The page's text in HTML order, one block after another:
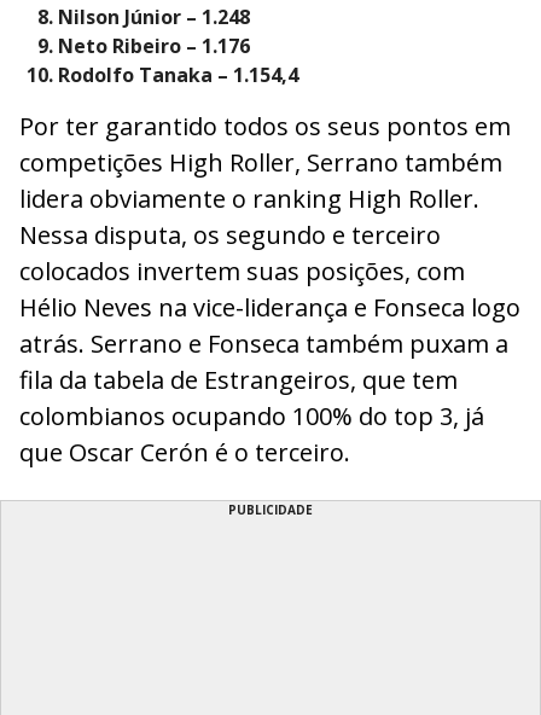
Nilson Júnior – 1.248
Neto Ribeiro – 1.176
Rodolfo Tanaka – 1.154,4
Por ter garantido todos os seus pontos em
competições High Roller, Serrano também
lidera obviamente o ranking High Roller.
Nessa disputa, os segundo e terceiro
colocados invertem suas posições, com
Hélio Neves na vice-liderança e Fonseca logo
atrás. Serrano e Fonseca também puxam a
fila da tabela de Estrangeiros, que tem
colombianos ocupando 100% do top 3, já
que Oscar Cerón é o terceiro.
PUBLICIDADE